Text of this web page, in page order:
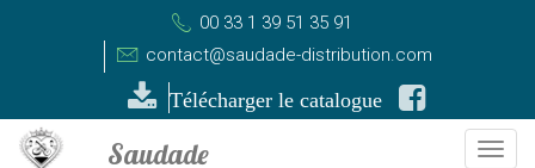
00 33 1 39 51 35 91
contact@saudade-distribution.com
Télécharger le catalogue